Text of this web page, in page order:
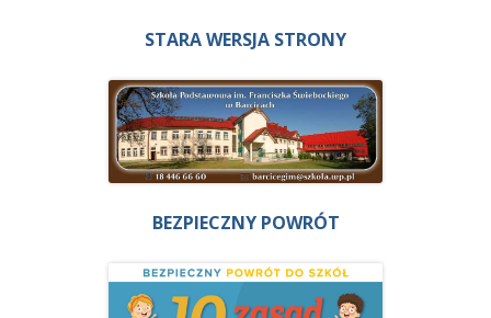
STARA WERSJA STRONY
BEZPIECZNY POWRÓT